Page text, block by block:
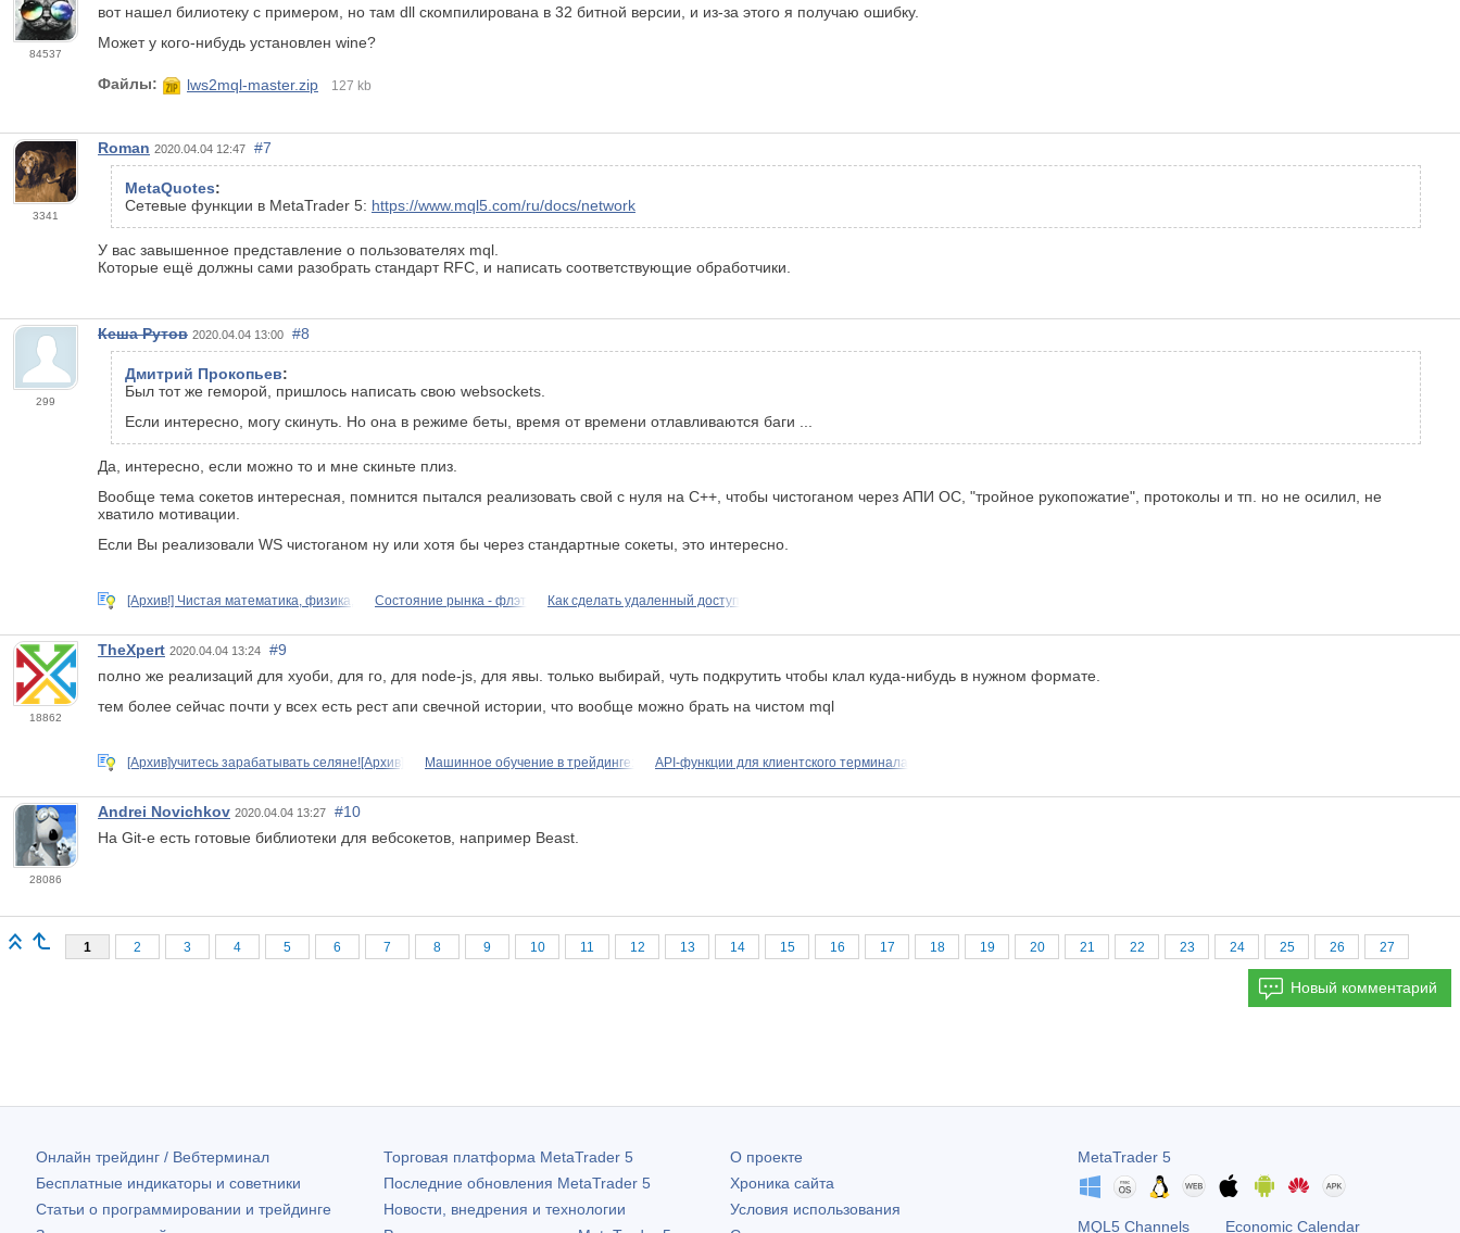
84537
вот нашел билиотеку с примером, но там dll скомпилирована в 32 битной версии, и из-за этого я получаю ошибку.
Может у кого-нибудь установлен wine?
Файлы: lws2mql-master.zip 127 kb
3341
Roman 2020.04.04 12:47 #7
MetaQuotes:
Сетевые функции в MetaTrader 5: https://www.mql5.com/ru/docs/network
У вас завышенное представление о пользователях mql.
Которые ещё должны сами разобрать стандарт RFC, и написать соответствующие обработчики.
299
Кеша Рутов 2020.04.04 13:00 #8
Дмитрий Прокопьев:
Был тот же геморой, пришлось написать свою websockets.
Если интересно, могу скинуть. Но она в режиме беты, время от времени отлавливаются баги ...
Да, интересно, если можно то и мне скиньте плиз.
Вообще тема сокетов интересная, помнится пытался реализовать свой с нуля на С++, чтобы чистоганом через АПИ ОС, "тройное рукопожатие", протоколы и тп. но не осилил, не
хватило мотивации.
Если Вы реализовали WS чистоганом ну или хотя бы через стандартные сокеты, это интересно.
[Архив!] Чистая математика, физика, Состояние рынка - флэт Как сделать удаленный доступ
18862
TheXpert 2020.04.04 13:24
#9
полно же реализаций для хуоби, для го, для node-js, для явы. только выбирай, чуть подкрутить чтобы клал куда-нибудь в нужном формате.
тем более сейчас почти у всех есть рест апи свечной истории, что вообще можно брать на чистом mql
[Архив]учитесь зарабатывать селяне![Архив] Машинное обучение в трейдинге: API-функции для клиентского терминала
28086
Andrei Novichkov 2020.04.04 13:27
#10
На Git-e есть готовые библиотеки для вебсокетов, например Beast.
1 2 3 4 5 6 7 8 9 10 11 12 13 14 15 16 17 18 19 20 21 22 23 24 25 26 27
Новый комментарий
Онлайн трейдинг / Вебтерминал
Бесплатные индикаторы и советники
Статьи о программировании и трейдинге
Торговая платформа MetaTrader 5
Последние обновления MetaTrader 5
Новости, внедрения и технологии
О проекте
Хроника сайта
Условия использования
MetaTrader 5
MQL5 Channels Economic Calendar